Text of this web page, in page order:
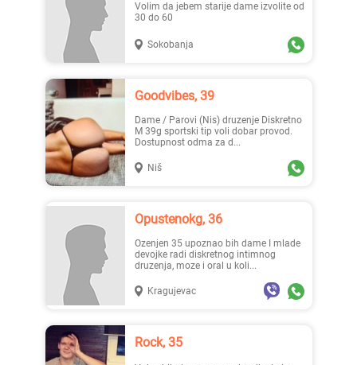
Volim da jebem starije dame izvolite od
30 do 60
Sokobanja
Goodvibes, 39
Dame / Parovi (Nis) druzenje Diskretno
M 39g sportski tip voli dobar provod.
Dostupnost odma za d...
Niš
Opustenokg, 36
ozenjen 35 upoznao bih dame I mlade
devojke radi diskretnog intimnog
druzenja, moze i oral u koli...
Kragujevac
Rock, 35